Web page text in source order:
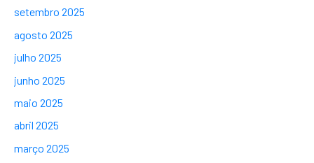
setembro 2025
agosto 2025
julho 2025
junho 2025
maio 2025
abril 2025
março 2025